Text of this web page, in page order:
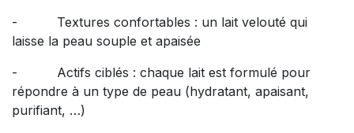
- Textures confortables : un lait velouté qui
laisse la peau souple et apaisée
- Actifs ciblés : chaque lait est formulé pour
répondre à un type de peau (hydratant, apaisant,
purifiant, …)